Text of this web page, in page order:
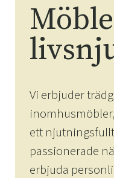
Vi erbjuder
ett
passionerade
erbjuda